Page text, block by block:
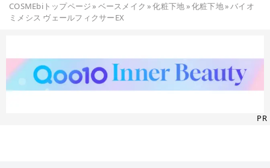
COSMEbiトップページ» ベースメイク »化粧下地»化粧下地»バイオ
ミメシス ヴェールフィクサーEX
PR